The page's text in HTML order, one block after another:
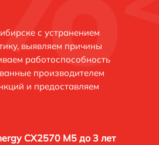
с устранением
выявляем причины
работоспособность
производителем
и предоставляем
CX2570 M5 до 3 лет